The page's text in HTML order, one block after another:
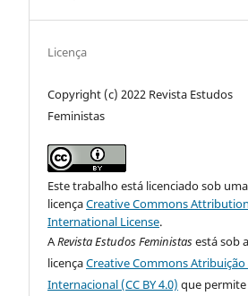
Licença
Copyright (c) 2022 Revista Estudos
Feministas
Este trabalho está licenciado sob uma
licençaCreative Commons
International License.
ARevista Estudos Feministasestá sob a
licençaCreative Commons Atribuição
Internacional (CC BY 4.0) que